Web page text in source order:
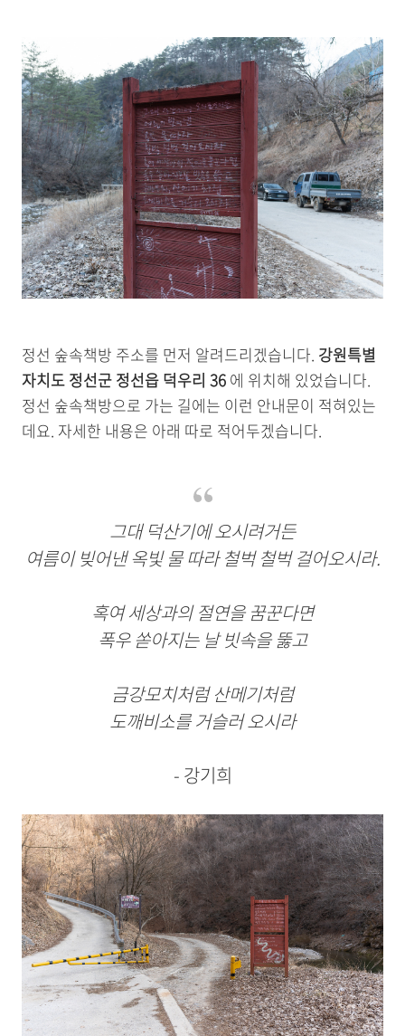
정선 숲속책방 주소를 먼저 알려드리겠습니다. 강원특별
자치도 정선군 정선읍 덕우리 36 에 위치해 있었습니다.
정선 숲속책방으로 가는 길에는 이런 안내문이 적혀있는
데요. 자세한 내용은 아래 따로 적어두겠습니다.
그대 덕산기에 오시려거든
여름이 빚어낸 옥빛 물 따라 철벅 철벅 걸어오시라.
혹여 세상과의 절연을 꿈꾼다면
폭우 쏟아지는 날 빗속을 뚫고
금강모치처럼 산메기처럼
도깨비소를 거슬러 오시라
- 강기희